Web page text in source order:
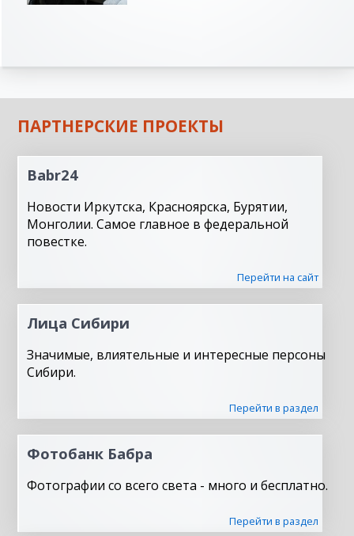
ПАРТНЕРСКИЕ ПРОЕКТЫ
Babr24
Новости Иркутска, Красноярска, Бурятии,
Монголии. Самое главное в федеральной
повестке.
Перейти на сайт
Лица Сибири
Значимые, влиятельные и интересные персоны
Сибири.
Перейти в раздел
Фотобанк Бабра
Фотографии со всего света - много и бесплатно.
Перейти в раздел